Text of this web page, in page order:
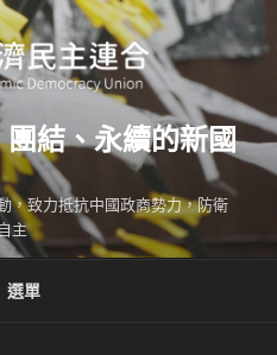
結、永續的新國
，致力抵抗中國政商勢力，防衛
主
選單